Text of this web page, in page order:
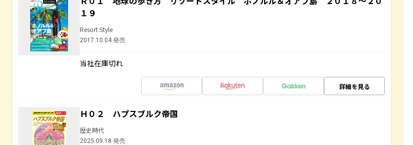
１９
Resort Style
2017.10.04 発売
当社在庫切れ
詳細を見る
Ｈ０２ ハプスブルク帝国
歴史時代
2025.09.18 発売